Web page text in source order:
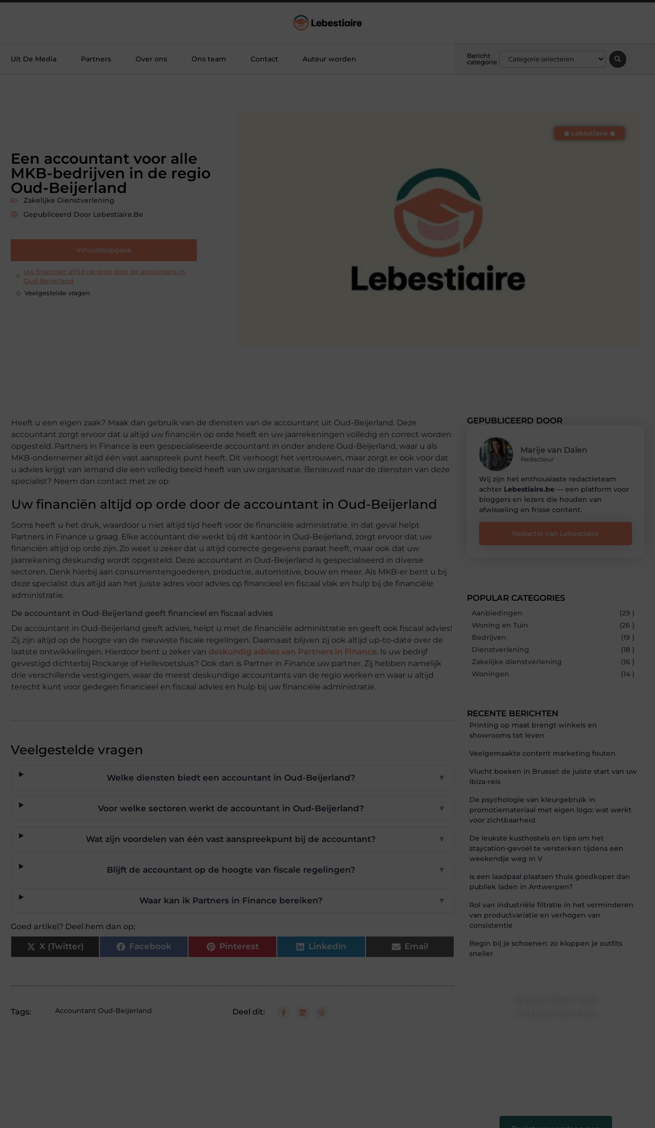
Uit De Media Partners Over ons Ons team Contact Auteur worden
Bericht
categorie
Een accountant voor alle
MKB-bedrijven in de regio
Oud-Beijerland
Zakelijke Dienstverlening
Gepubliceerd Door Lebestiaire.be
Inhoudsopgave
Uw financiën altijd op orde door de accountant in
Oud-Beijerland
Veelgestelde vragen
◉ Lebestiaire ◉
Heeft u een eigen zaak? Maak dan gebruik van de diensten van de accountant uit Oud-Beijerland. Deze
accountant zorgt ervoor dat u altijd uw financiën op orde heeft en uw jaarrekeningen volledig en correct worden
opgesteld. Partners in Finance is een gespecialiseerde accountant in onder andere Oud-Beijerland, waar u als
MKB-ondernemer altijd één vast aanspreek punt heeft. Dit verhoogt het vertrouwen, maar zorgt er ook voor dat
u advies krijgt van iemand die een volledig beeld heeft van uw organisatie. Benieuwd naar de diensten van deze
specialist? Neem dan contact met ze op.
Uw financiën altijd op orde door de accountant in Oud-Beijerland
Soms heeft u het druk, waardoor u niet altijd tijd heeft voor de financiële administratie. In dat geval helpt
Partners in Finance u graag. Elke accountant die werkt bij dit kantoor in Oud-Beijerland, zorgt ervoor dat uw
financiën altijd op orde zijn. Zo weet u zeker dat u altijd correcte gegevens paraat heeft, maar ook dat uw
jaarrekening deskundig wordt opgesteld. Deze accountant in Oud-Beijerland is gespecialiseerd in diverse
sectoren. Denk hierbij aan consumentengoederen, productie, automotive, bouw en meer. Als MKB-er bent u bij
deze specialist dus altijd aan het juiste adres voor advies op financieel en fiscaal vlak en hulp bij de financiële
administratie.
De accountant in Oud-Beijerland geeft financieel en fiscaal advies
De accountant in Oud-Beijerland geeft advies, helpt u met de financiële administratie en geeft ook fiscaal advies!
Zij zijn altijd op de hoogte van de nieuwste fiscale regelingen. Daarnaast blijven zij ook altijd up-to-date over de
laatste ontwikkelingen. Hierdoor bent u zeker van deskundig advies van Partners in Finance. Is uw bedrijf
gevestigd dichterbij Rockanje of Hellevoetsluis? Ook dan is Partner in Finance uw partner. Zij hebben namelijk
drie verschillende vestigingen, waar de meest deskundige accountants van de regio werken en waar u altijd
terecht kunt voor gedegen financieel en fiscaal advies en hulp bij uw financiële administratie.
Veelgestelde vragen
Welke diensten biedt een accountant in Oud-Beijerland? ▼
Voor welke sectoren werkt de accountant in Oud-Beijerland? ▼
Wat zijn voordelen van één vast aanspreekpunt bij de accountant? ▼
Blijft de accountant op de hoogte van fiscale regelingen? ▼
Waar kan ik Partners in Finance bereiken? ▼
Goed artikel? Deel hem dan op:
X (Twitter) Facebook Pinterest LinkedIn Email
Tags: Accountant Oud-Beijerland Deel dit:
GEPUBLICEERD DOOR
Marije van Dalen
Redacteur
Wij zijn het enthousiaste redactieteam
achter Lebestiaire.be — een platform voor
bloggers en lezers die houden van
afwisseling en frisse content.
Redactie van Lebestiaire
POPULAR CATEGORIES
Aanbiedingen
(29 )
Woning en Tuin
(26 )
Bedrijven
(19 )
Dienstverlening
(18 )
Zakelijke dienstverlening
(16 )
Woningen
(14 )
RECENTE BERICHTEN
Printing op maat brengt winkels en
showrooms tot leven
Veelgemaakte content marketing fouten
Vlucht boeken in Brussel: de juiste start van uw
Ibiza-reis
De psychologie van kleurgebruik in
promotiemateriaal met eigen logo: wat werkt
voor zichtbaarheid
De leukste kusthostels en tips om het
staycation-gevoel te versterken tijdens een
weekendje weg in V
Is een laadpaal plaatsen thuis goedkoper dan
publiek laden in Antwerpen?
Rol van industriële filtratie in het verminderen
van productvariatie en verhogen van
consistentie
Begin bij je schoenen: zo kloppen je outfits
sneller